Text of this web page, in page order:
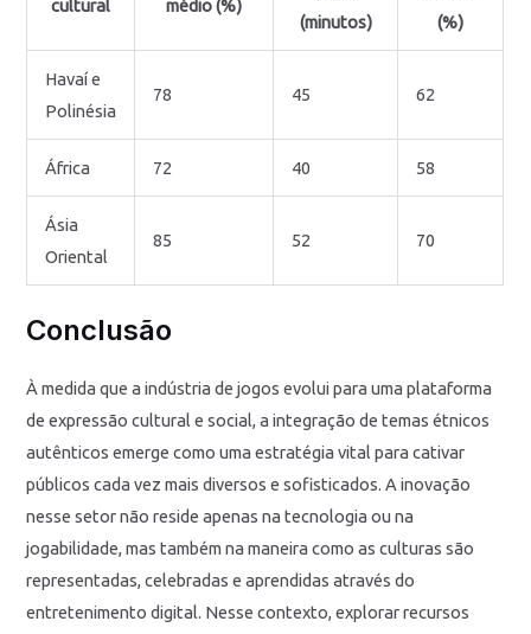
cultural
médio (%)
(minutos)
(%)
Havaí e
Polinésia
78 45 62
África 72 40 58
Ásia
Oriental
85 52 70
Conclusão
À medida que a indústria de jogos evolui para uma plataforma
de expressão cultural e social, a integração de temas étnicos
autênticos emerge como uma estratégia vital para cativar
públicos cada vez mais diversos e sofisticados. A inovação
nesse setor não reside apenas na tecnologia ou na
jogabilidade, mas também na maneira como as culturas são
representadas, celebradas e aprendidas através do
entretenimento digital. Nesse contexto, explorar recursos